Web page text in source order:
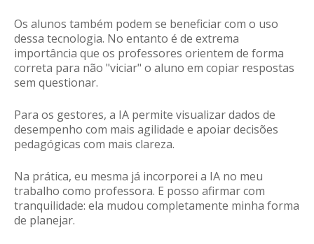
Os alunos também podem se beneficiar com o uso
dessa tecnologia. No entanto é de extrema
importância que os professores orientem de forma
correta para não "viciar" o aluno em copiar respostas
sem questionar.
Para os gestores, a IA permite visualizar dados de
desempenho com mais agilidade e apoiar decisões
pedagógicas com mais clareza.
Na prática, eu mesma já incorporei a IA no meu
trabalho como professora. E posso afirmar com
tranquilidade: ela mudou completamente minha forma
de planejar.